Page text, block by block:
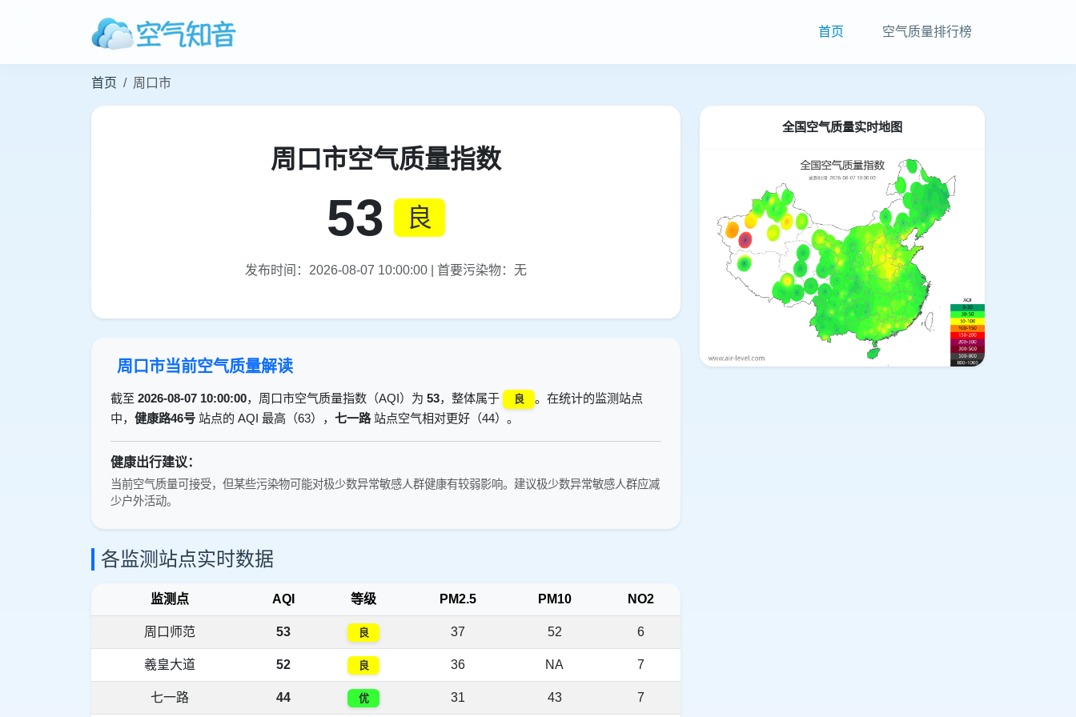
首页 空气质量排行榜
首页 周口市
周口市空气质量指数
53 良
发布时间：2026-08-07 10:00:00 | 首要污染物：无
周口市当前空气质量解读
截至 2026-08-07 10:00:00，周口市空气质量指数（AQI）为 53，整体属于 良
。在统计的监测站点
中， 健康路46号 站点的 AQI 最高（63）， 七一路站点空气相对更好（44）。
健康出行建议：
当前空气质量可接受，但某些污染物可能对极少数异常敏感人群健康有较弱影响。建议极少数异常敏感人群应减
少户外活动。
各监测站点实时数据
监测点 AQI 等级 PM2.5 PM10 NO2
周口师范 53 良 37 52 6
羲皇大道 52 良 36 NA 7
七一路 44 优 31 43 7
全国空气质量实时地图